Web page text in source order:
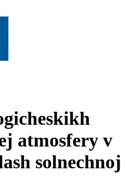
atmosfery v
solnechnoj